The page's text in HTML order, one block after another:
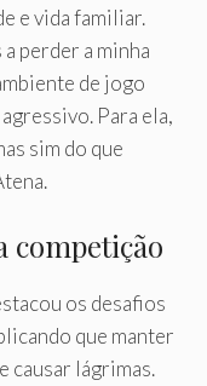
e vida familiar.
perder a minha
de jogo
Para ela,
sim do que
competição
os desafios
que manter
causar lágrimas.